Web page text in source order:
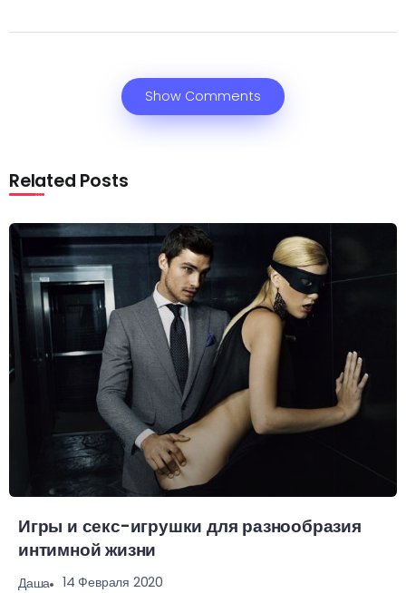
Show Comments
Related Posts
Игры и секс-игрушки для разнообразия
интимной жизни
Даша 14 Февраля 2020